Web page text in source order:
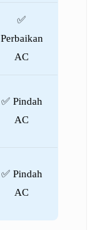
✅
Perbaikan
AC
✅ Pindah
AC
✅ Pindah
AC